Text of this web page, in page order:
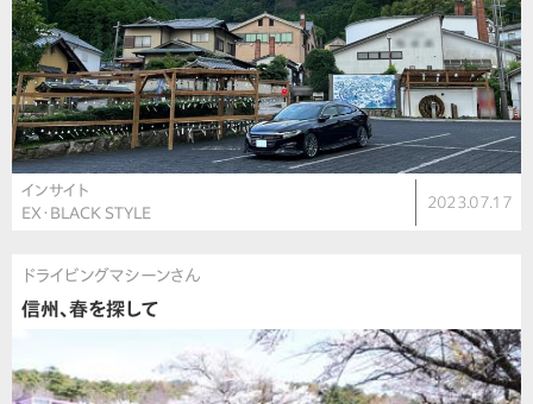
インサイト
EX・BLACK STYLE
2023.07.17
ドライビングマシーンさん
信州、春を探して